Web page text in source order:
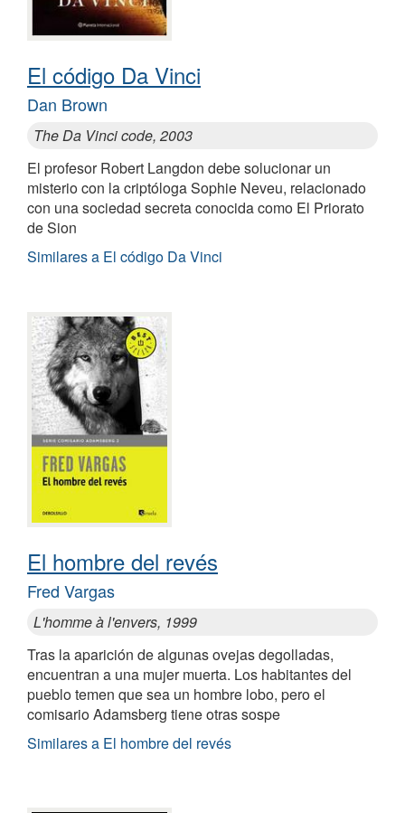
El código Da Vinci
Dan Brown
The Da Vinci code, 2003
El profesor Robert Langdon debe solucionar un
misterio con la criptóloga Sophie Neveu, relacionado
con una sociedad secreta conocida como El Priorato
de Sion
Similares a El código Da Vinci
El hombre del revés
Fred Vargas
L'homme à l'envers, 1999
Tras la aparición de algunas ovejas degolladas,
encuentran a una mujer muerta. Los habitantes del
pueblo temen que sea un hombre lobo, pero el
comisario Adamsberg tiene otras sospe
Similares a El hombre del revés